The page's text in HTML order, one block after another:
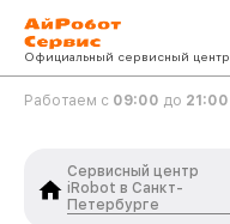
Официальный сервисный центр
Работаем с 09:00 до 21:00
Сервисный центр
iRobot в Санкт-
Петербурге